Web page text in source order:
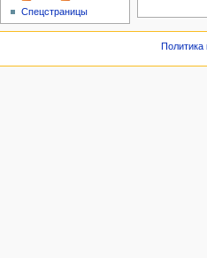
Спецстраницы
Политика